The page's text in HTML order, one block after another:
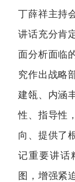
丁薛祥主持
讲话充分肯
面分析面临
究作出战略
建瓴、内涵
性、指导性
向、提供了
记重要讲话
图，增强紧